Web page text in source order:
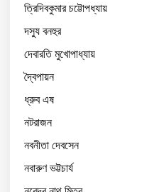
ত্রিদিবকুমার চট্টোপধ্যায়
দস্যু বনহুর
দেবারতি মুখোপাধ্যায়
দ্বৈপায়ন
ধ্রুব এষ
নটরাজন
নবনীতা দেবসেন
নবারুণ ভট্টচার্য